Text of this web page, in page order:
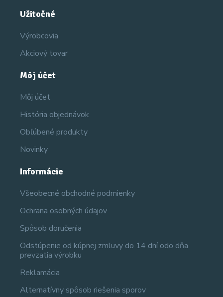
Užitočné
Výrobcovia
Akciový tovar
Môj účet
Môj účet
História objednávok
Obľúbené produkty
Novinky
Informácie
Všeobecné obchodné podmienky
Ochrana osobných údajov
Spôsob doručenia
Odstúpenie od kúpnej zmluvy do 14 dní odo dňa
prevzatia výrobku
Reklamácia
Alternatívny spôsob riešenia sporov